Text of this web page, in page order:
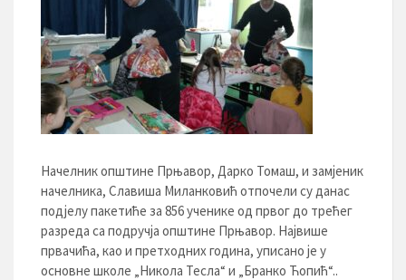
Начелник општине Прњавор, Дарко Томаш, и замјеник
начелника, Славиша Миланковић отпочели су данас
подјелу пакетиће за 856 ученике од првог до трећег
разреда са подручја општине Прњавор. Највише
првачића, као и претходних година, уписано је у
основне школе „Никола Тесла“ и „Бранко Ћопић“..